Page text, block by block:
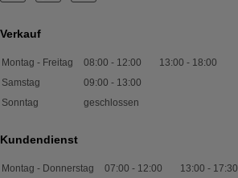
Verkauf
Montag - Freitag 08:00 - 12:00 13:00 - 18:00
Samstag
09:00 - 13:00
Sonntag
geschlossen
Kundendienst
Montag - Donnerstag 07:00 - 12:00 13:00 - 17:30